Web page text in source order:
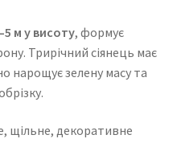
м у висоту, формує
Трирічний сіянець має
нарощує зелену масу та
щільне, декоративне